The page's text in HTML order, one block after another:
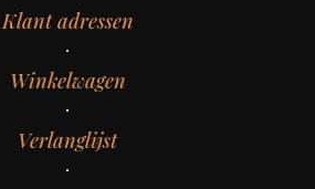
Klant adressen
Winkelwagen
Verlanglijst